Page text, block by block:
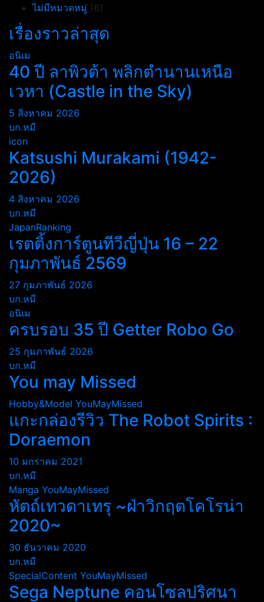
ไม่มีหมวดหมู่ (6)
เรื่องราวล่าสุด
อนิเม
40 ปี ลาพิวต้า พลิกตำนานเหนือ
เวหา (Castle in the Sky)
5 สิงหาคม 2026
บก.หมี
icon
Katsushi Murakami (1942-
2026)
4 สิงหาคม 2026
บก.หมี
JapanRanking
เรตติ้งการ์ตูนทีวีญี่ปุ่น 16 – 22
กุมภาพันธ์ 2569
27 กุมภาพันธ์ 2026
บก.หมี
อนิเม
ครบรอบ 35 ปี Getter Robo Go
25 กุมภาพันธ์ 2026
บก.หมี
You may Missed
Hobby&Model YouMayMissed
แกะกล่องรีวิว The Robot Spirits :
Doraemon
10 มกราคม 2021
บก.หมี
Manga YouMayMissed
หัตถ์เทวดาเทรุ ~ฝ่าวิกฤตโคโรน่า
2020~
30 ธันวาคม 2020
บก.หมี
SpecialContent YouMayMissed
Sega Neptune คอนโซลปริศนา